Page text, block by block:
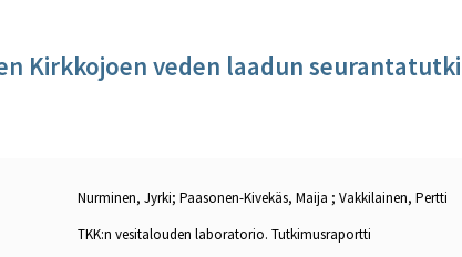
Kirkkojoen veden laadun
Nurminen, Jyrki; Paasonen-Kivekäs, Maija ; Vakkilainen, Pertti
TKK:n vesitalouden laboratorio. Tutkimusraportti